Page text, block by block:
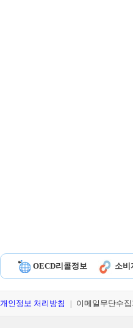
OECD리콜정보 소비
개인정보 처리방침 이메일무단수